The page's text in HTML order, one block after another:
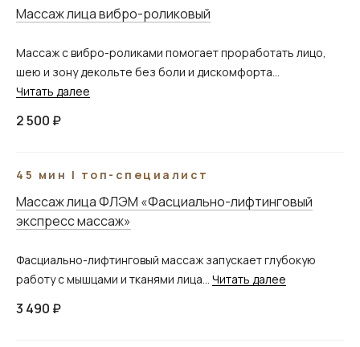
Массаж лица вибро-роликовый
Массаж с вибро-роликами помогает проработать лицо,
шею и зону декольте без боли и дискомфорта...
Читать далее
2 500 ₽
45 мин | топ-специалист
Массаж лица ФЛЭМ «Фасциально-лифтинговый
экспресс массаж»
Фасциально-лифтинговый массаж запускает глубокую
работу с мышцами и тканями лица... Читать далее
3 490 ₽